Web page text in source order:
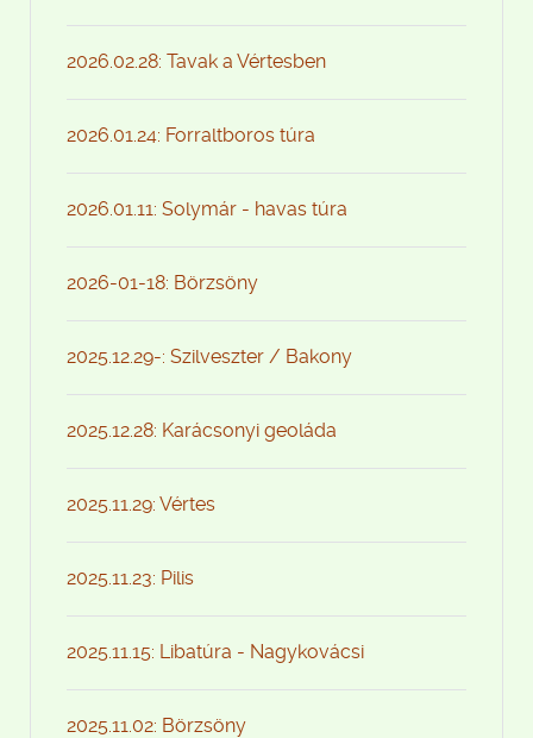
2026.02.28: Tavak a Vértesben
2026.01.24: Forraltboros túra
2026.01.11: Solymár - havas túra
2026-01-18: Börzsöny
2025.12.29-: Szilveszter / Bakony
2025.12.28: Karácsonyi geoláda
2025.11.29: Vértes
2025.11.23: Pilis
2025.11.15: Libatúra - Nagykovácsi
2025.11.02: Börzsöny